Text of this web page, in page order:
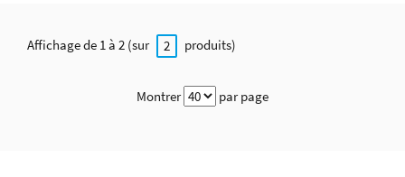
Affichage de 1 à 2 (sur 2 produits)
Montrer par page